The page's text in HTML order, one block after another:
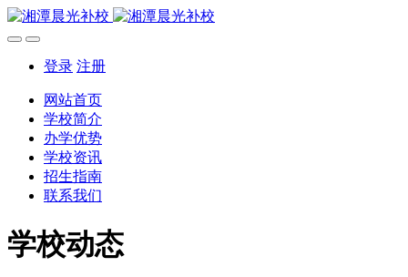
登录 注册
网站首页
学校简介
办学优势
学校资讯
招生指南
联系我们
学校动态